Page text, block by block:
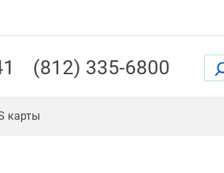
(812) 335-6800
карты